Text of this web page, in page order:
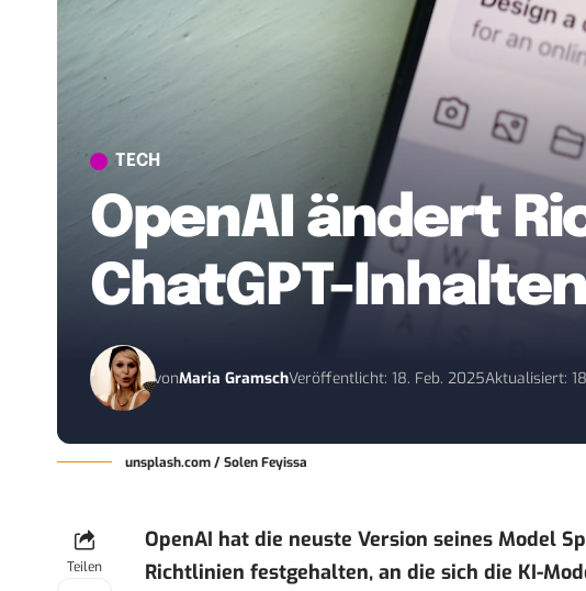
TECH
OpenAI ändert
ChatGPT-
vonMaria GramschVeröffentlicht: 18. Feb. 2025Aktualisiert:
unsplash.com / Solen Feyissa
Teilen
OpenAI hat die neuste Version seines Model
Richtlinien festgehalten, an die sich die KI-